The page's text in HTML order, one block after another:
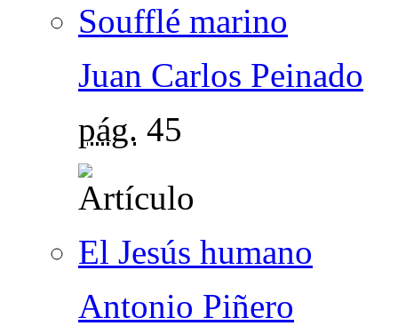
Soufflé marino
Juan Carlos Peinado
pág. 45
El Jesús humano
Antonio Piñero